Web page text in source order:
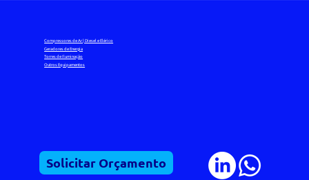
Compressores de Ar | Diesel e Elérico
Geradores de Energia
Torres de Iluminação
Outros Equipamentos
Solicitar Orçamento